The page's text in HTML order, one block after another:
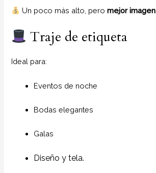
Un poco más alto, peromejor imagen
Traje de etiqueta
Ideal para:
Eventos de noche
Bodas elegantes
Galas
Diseño y tela.